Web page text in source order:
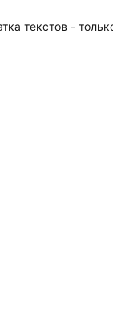
текстов -